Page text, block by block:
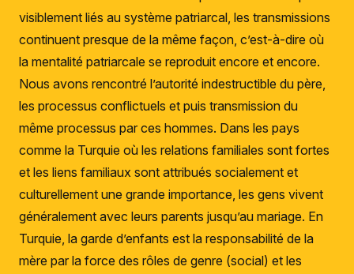
visiblement liés au système patriarcal, les transmissions
continuent presque de la même façon, c’est-à-dire où
la mentalité patriarcale se reproduit encore et encore.
Nous avons rencontré l’autorité indestructible du père,
les processus conflictuels et puis transmission du
même processus par ces hommes. Dans les pays
comme la Turquie où les relations familiales sont fortes
et les liens familiaux sont attribués socialement et
culturellement une grande importance, les gens vivent
généralement avec leurs parents jusqu’au mariage. En
Turquie, la garde d’enfants est la responsabilité de la
mère par la force des rôles de genre (social) et les